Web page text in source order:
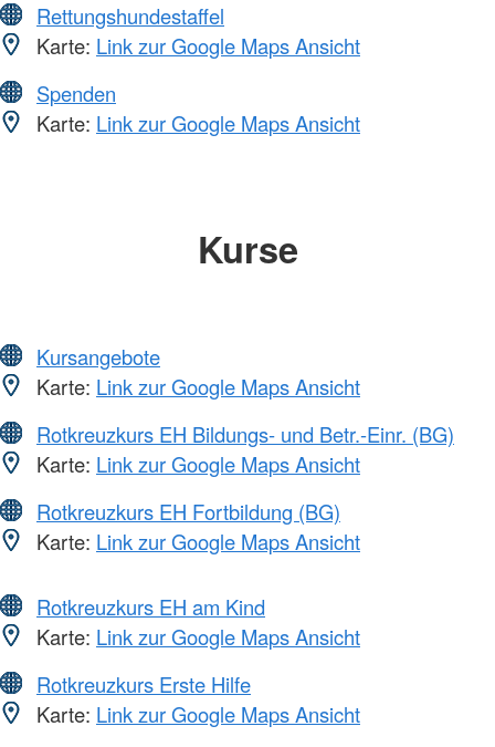
Rettungshundestaffel
Karte: Link zur Google Maps Ansicht
Spenden
Karte: Link zur Google Maps Ansicht
Kurse
Kursangebote
Karte: Link zur Google Maps Ansicht
Rotkreuzkurs EH Bildungs- und Betr.-Einr. (BG)
Karte: Link zur Google Maps Ansicht
Rotkreuzkurs EH Fortbildung (BG)
Karte: Link zur Google Maps Ansicht
Rotkreuzkurs EH am Kind
Karte: Link zur Google Maps Ansicht
Rotkreuzkurs Erste Hilfe
Karte: Link zur Google Maps Ansicht